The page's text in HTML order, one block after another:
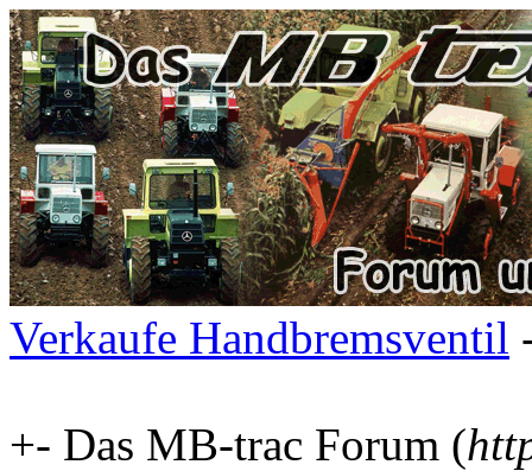
Verkaufe Handbremsventil
+- Das MB-trac Forum (